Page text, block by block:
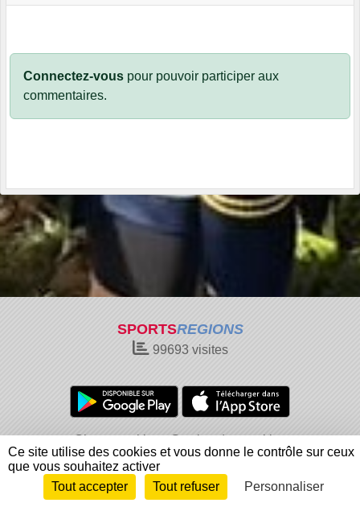
Connectez-vous pour pouvoir participer aux
commentaires.
SPORTSREGIONS
99693visites
Charte cookies
Gestion des cookies
Informations légales
Signaler un contenu inapproprié
Envie de participer ? Connexion
Ce site utilise des cookies et vous donne le contrôle sur ceux
que vous souhaitez activer
Tout accepter
Tout refuser Personnaliser